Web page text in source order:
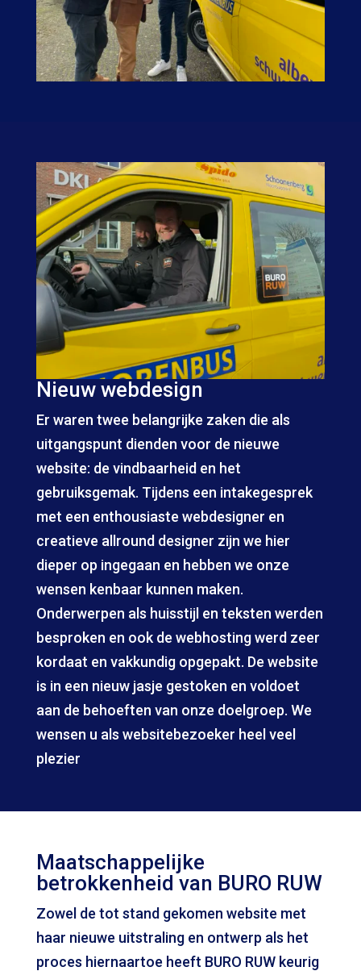
Nieuw webdesign
Er waren twee belangrijke zaken die als
uitgangspunt dienden voor de nieuwe
website: de vindbaarheid en het
gebruiksgemak. Tijdens een intakegesprek
met een enthousiaste webdesigner en
creatieve allround designer zijn we hier
dieper op ingegaan en hebben we onze
wensen kenbaar kunnen maken.
Onderwerpen als huisstijl en teksten werden
besproken en ook de webhosting werd zeer
kordaat en vakkundig opgepakt. De website
is in een nieuw jasje gestoken en voldoet
aan de behoeften van onze doelgroep. We
wensen u als websitebezoeker heel veel
plezier
Maatschappelijke
betrokkenheid van BURO RUW
Zowel de tot stand gekomen website met
haar nieuwe uitstraling en ontwerp als het
proces hiernaartoe heeft BURO RUW keurig